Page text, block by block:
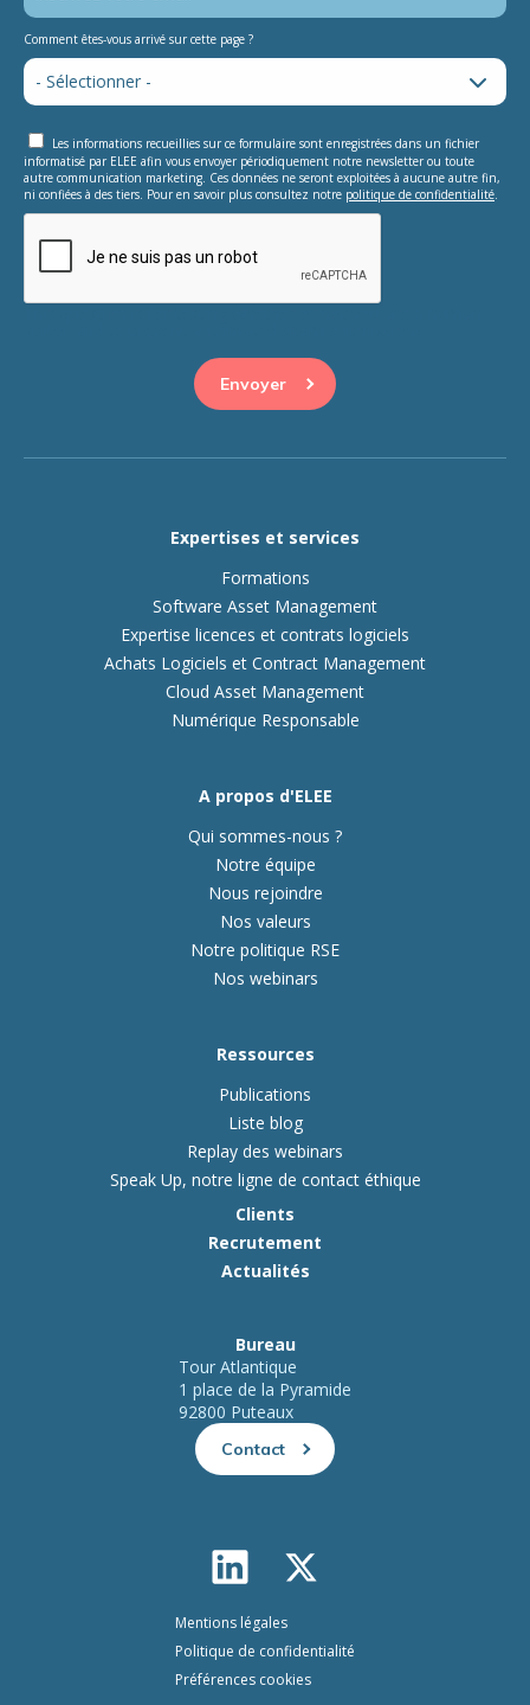
Comment êtes-vous arrivé sur cette page ?
Les informations recueillies sur ce formulaire sont enregistrées dans un fichier
informatisé par ELEE afin vous envoyer périodiquement notre newsletter ou toute
autre communication marketing. Ces données ne seront exploitées à aucune autre fin,
ni confiées à des tiers. Pour en savoir plus consultez notre politique de confidentialité.
Expertises et services
Formations
Software Asset Management
Expertise licences et contrats logiciels
Achats Logiciels et Contract Management
Cloud Asset Management
Numérique Responsable
A propos d'ELEE
Qui sommes-nous ?
Notre équipe
Nous rejoindre
Nos valeurs
Notre politique RSE
Nos webinars
Ressources
Publications
Liste blog
Replay des webinars
Speak Up, notre ligne de contact éthique
Clients
Recrutement
Actualités
Bureau
Tour Atlantique
1 place de la Pyramide
92800 Puteaux
Contact
Mentions légales
Politique de confidentialité
Préférences cookies